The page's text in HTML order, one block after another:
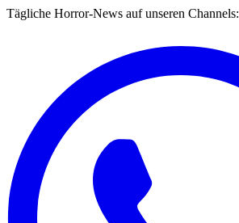
Tägliche Horror-News auf unseren Channels: